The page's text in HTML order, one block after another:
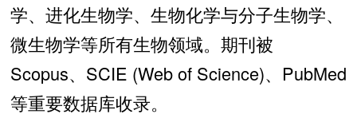
学、进化生物学、生物化学与分子生物学、
微生物学等所有生物领域。期刊被
Scopus、SCIE (Web of Science)、PubMed
等重要数据库收录。